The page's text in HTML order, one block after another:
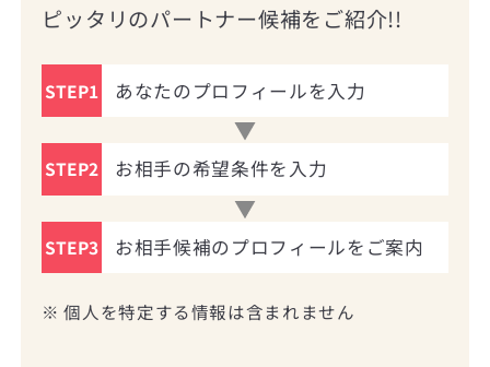
ピッタリのパートナー候補をご紹介!!
STEP1 あなたのプロフィールを入力
STEP2 お相手の希望条件を入力
STEP3 お相手候補のプロフィールをご案内
※ 個人を特定する情報は含まれません